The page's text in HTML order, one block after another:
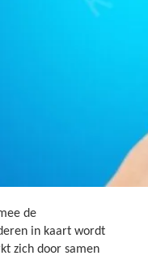
de
in kaart wordt
zich door samen